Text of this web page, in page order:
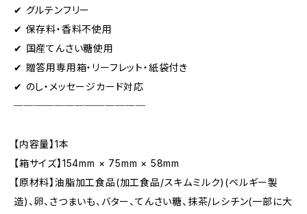
✔ グルテンフリー
✔ 保存料・香料不使用
✔ 国産てんさい糖使用
✔ 贈答用専用箱・リーフレット・紙袋付き
✔ のし・メッセージカード対応
─────────────
【内容量】1本
【箱サイズ】154mm × 75mm × 58mm
【原材料】油脂加工食品(加工食品/スキムミルク)(ベルギー製
造)、卵、さつまいも、バター、てんさい糖、抹茶/レシチン(一部に大